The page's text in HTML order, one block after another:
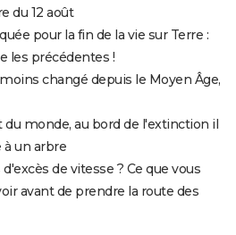
du 12 août
pour la fin de la vie sur Terre :
les précédentes !
changé depuis le Moyen Âge,
du monde, au bord de l'extinction il
à un arbre
de vitesse ? Ce que vous
avant de prendre la route des